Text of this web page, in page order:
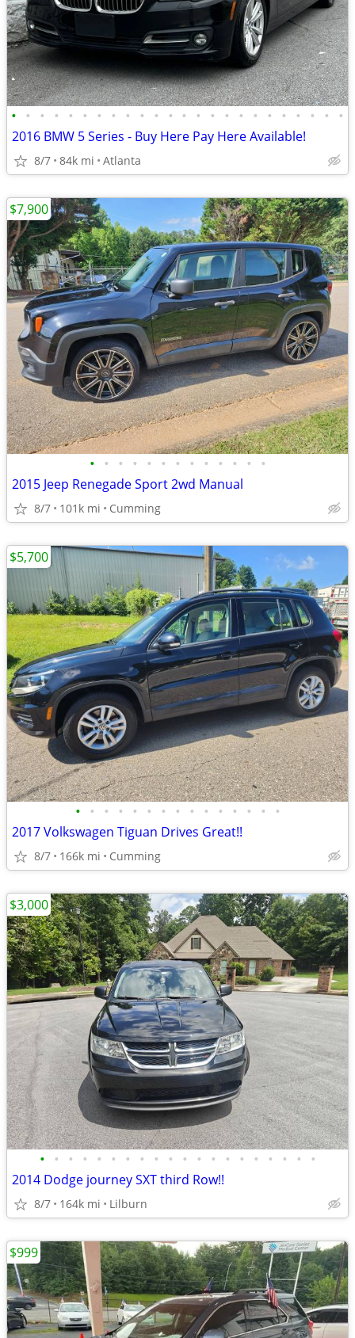
• • • • • • • • • • • • • • • • • • • • • • • •
2016 BMW 5 Series - Buy Here Pay Here Available!
8/7 84k mi Atlanta
• • • • • • • • • • • • •
2015 Jeep Renegade Sport 2wd Manual
8/7 101k mi Cumming
$7,900
• • • • • • • • • • • • • • •
2017 Volkswagen Tiguan Drives Great!!
8/7 166k mi Cumming
$5,700
• • • • • • • • • • • • • • • • • • • •
2014 Dodge journey SXT third Row!!
8/7 164k mi Lilburn
$3,000
$999